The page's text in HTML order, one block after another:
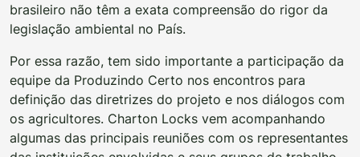
brasileiro não têm a exata compreensão do rigor da
legislação ambiental no País.
Por essa razão, tem sido importante a participação da
equipe da Produzindo Certo nos encontros para
definição das diretrizes do projeto e nos diálogos com
os agricultores. Charton Locks vem acompanhando
algumas das principais reuniões com os representantes